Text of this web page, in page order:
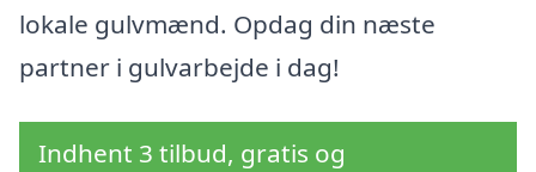
lokale gulvmænd. Opdag din næste
partner i gulvarbejde i dag!
Indhent 3 tilbud, gratis og